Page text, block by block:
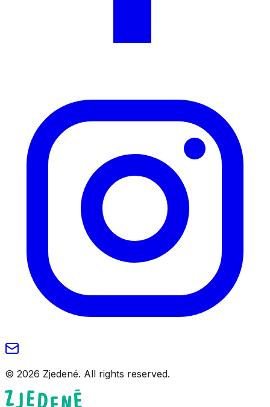
© 2026 Zjedené. All rights reserved.